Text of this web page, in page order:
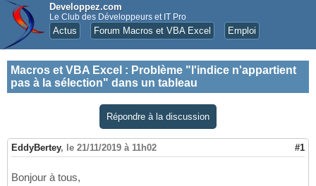
Developpez.com
Le Club des Développeurs et IT Pro
Actus Forum Macros et VBA Excel Emploi
Macros et VBA Excel : Problème "l'indice n'appartient
pas à la sélection" dans un tableau
Répondre à la discussion
EddyBertey, le 21/11/2019 à 11h02 #1
Bonjour à tous,